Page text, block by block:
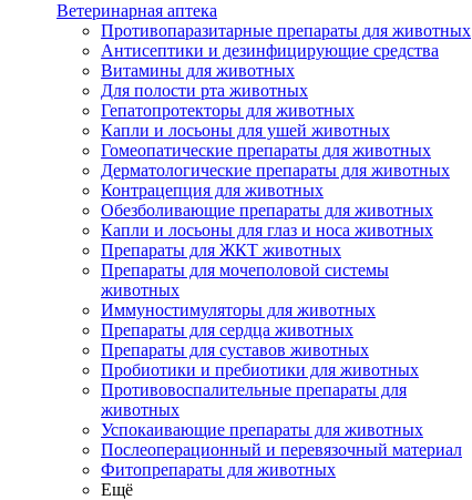
Ветеринарная аптека
Противопаразитарные препараты для животных
Антисептики и дезинфицирующие средства
Витамины для животных
Для полости рта животных
Гепатопротекторы для животных
Капли и лосьоны для ушей животных
Гомеопатические препараты для животных
Дерматологические препараты для животных
Контрацепция для животных
Обезболивающие препараты для животных
Капли и лосьоны для глаз и носа животных
Препараты для ЖКТ животных
Препараты для мочеполовой системы
животных
Иммуностимуляторы для животных
Препараты для сердца животных
Препараты для суставов животных
Пробиотики и пребиотики для животных
Противовоспалительные препараты для
животных
Успокаивающие препараты для животных
Послеоперационный и перевязочный материал
Фитопрепараты для животных
Ещё